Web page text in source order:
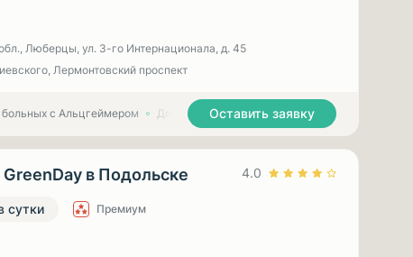
Люберцы, ул. 3-гo Интернационала, д. 45
Лермонтовский проспект
с Альцгеймером Дома престарелых для больных с Паркинсоном
Оставить заявку
в Подольске 4.0
сутки Премиум